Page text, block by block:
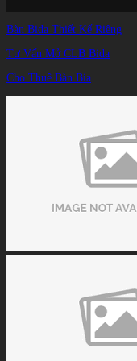
Bàn Bida Thiết Kế Riêng
Tư Vấn Mở CLB Bida
Cho Thuê Bàn Bia